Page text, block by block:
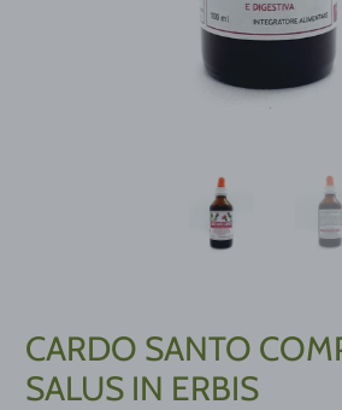
CARDO SANTO
SALUS IN ERBIS